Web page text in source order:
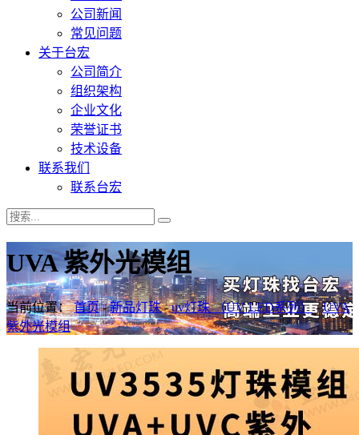
公司新闻
常见问题
关于台宏
公司简介
组织架构
企业文化
荣誉证书
技术设备
联系我们
联系台宏
UVA 紫外光模组
当前位置：首页-新品灯珠-uv灯珠 （UV LED系列）-UVA
紫外光模组